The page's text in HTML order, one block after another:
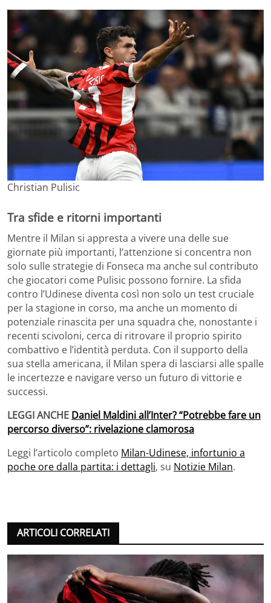
Christian Pulisic
Tra sfide e ritorni importanti
Mentre il Milan si appresta a vivere una delle sue
giornate più importanti, l’attenzione si concentra non
solo sulle strategie di Fonseca ma anche sul contributo
che giocatori come Pulisic possono fornire. La sfida
contro l’Udinese diventa così non solo un test cruciale
per la stagione in corso, ma anche un momento di
potenziale rinascita per una squadra che, nonostante i
recenti scivoloni, cerca di ritrovare il proprio spirito
combattivo e l’identità perduta. Con il supporto della
sua stella americana, il Milan spera di lasciarsi alle spalle
le incertezze e navigare verso un futuro di vittorie e
successi.
LEGGI ANCHE Daniel Maldini all’Inter? “Potrebbe fare un
percorso diverso”: rivelazione clamorosa
Leggi l’articolo completo Milan-Udinese, infortunio a
poche ore dalla partita: i dettagli, su Notizie Milan.
ARTICOLI CORRELATI